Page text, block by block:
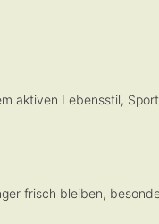
aktiven Lebensstil,
frisch bleiben,